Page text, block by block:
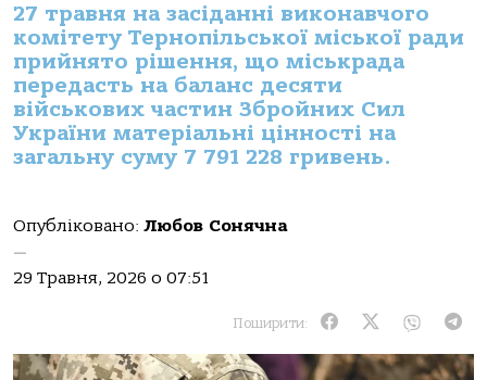
27 травня на засіданні виконавчого
комітету Тернопільської міської ради
прийнято рішення, що міськрада
передасть на баланс десяти
військових частин Збройних Сил
України матеріальні цінності на
загальну суму 7 791 228 гривень.
Опубліковано: Любов Сонячна
—
29 Травня, 2026 о 07:51
Поширити: